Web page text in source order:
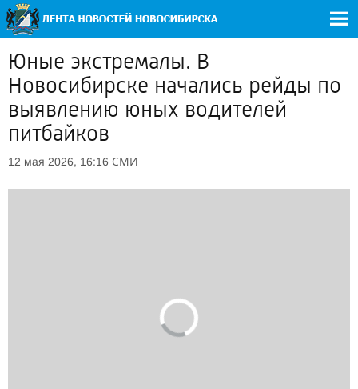
Юные экстремалы. В
Новосибирске начались рейды по
выявлению юных водителей
питбайков
12 мая 2026, 16:16 СМИ